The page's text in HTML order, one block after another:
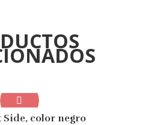
Side, color negro